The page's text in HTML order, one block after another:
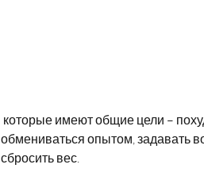
обмениваться опытом, задавать
сбросить вес.